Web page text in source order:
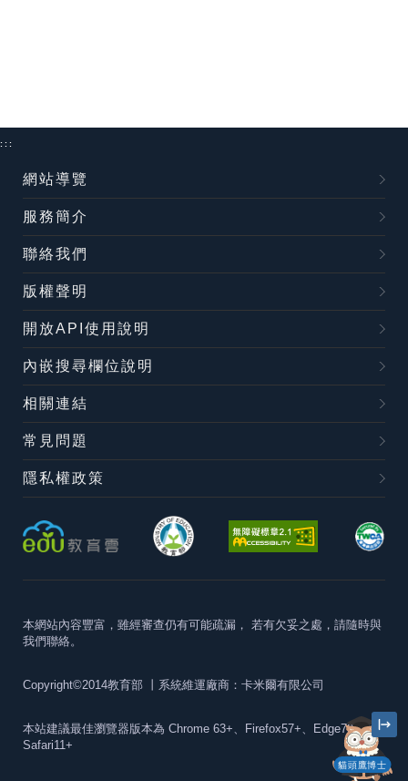
貓頭鷹博士
:::
網站導覽
服務簡介
聯絡我們
版權聲明
開放API使用說明
內嵌搜尋欄位說明
相關連結
常見問題
隱私權政策
本網站內容豐富，雖經審查仍有可能疏漏， 若有欠妥之處，請隨時與
我們聯絡。
Copyright©2014教育部 丨系統維運廠商：卡米爾有限公司
本站建議最佳瀏覽器版本為 Chrome 63+、Firefox57+、Edge79+及
Safari11+